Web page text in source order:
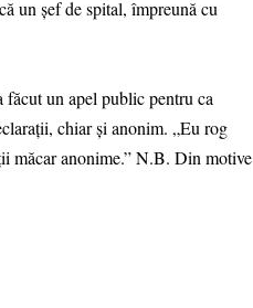
un șef de spital, împreună cu
făcut un apel public pentru ca
chiar și anonim. „Eu rog
măcar anonime.” N.B. Din motive